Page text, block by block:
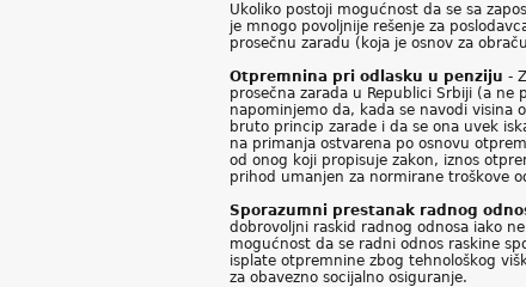
Ukoliko postoji mogućnost da se sa
je mnogo povoljnije rešenje za
prosečnu zaradu (koja je osnov za
Otpremnina pri odlasku u penziju -
prosečna zarada u Republici Srbiji (a
napominjemo da, kada se navodi visina
bruto princip zarade i da se ona uvek
na primanja ostvarena po osnovu
od onog koji propisuje zakon, iznos
prihod umanjen za normirane troškove
Sporazumni prestanak radnog
dobrovoljni raskid radnog odnosa iako
mogućnost da se radni odnos raskine
isplate otpremnine zbog tehnološkog
za obavezno socijalno osiguranje.